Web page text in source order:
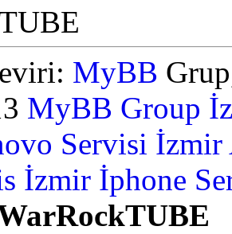
MyBB
MyBB Group
Servisi İzmir
İzmir İphone